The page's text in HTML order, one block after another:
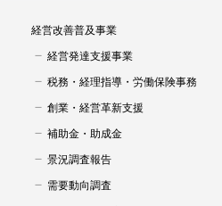
経営改善普及事業
経営発達支援事業
税務・経理指導・労働保険事務
創業・経営革新支援
補助金・助成金
景況調査報告
需要動向調査